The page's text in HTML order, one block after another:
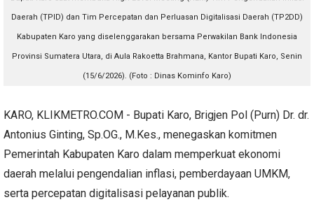
Daerah (TPID) dan Tim Percepatan dan Perluasan Digitalisasi Daerah (TP2DD)
Kabupaten Karo yang diselenggarakan bersama Perwakilan Bank Indonesia
Provinsi Sumatera Utara, di Aula Rakoetta Brahmana, Kantor Bupati Karo, Senin
(15/6/2026). (Foto : Dinas Kominfo Karo)
KARO, KLIKMETRO.COM - Bupati Karo, Brigjen Pol (Purn) Dr. dr.
Antonius Ginting, Sp.OG., M.Kes., menegaskan komitmen
Pemerintah Kabupaten Karo dalam memperkuat ekonomi
daerah melalui pengendalian inflasi, pemberdayaan UMKM,
serta percepatan digitalisasi pelayanan publik.